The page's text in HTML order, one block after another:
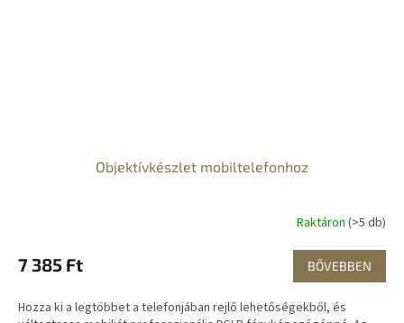
Objektívkészlet mobiltelefonhoz
Raktáron (>5 db)
7 385 Ft BŐVEBBEN
Hozza ki a legtöbbet a telefonjában rejlő lehetőségekből, és